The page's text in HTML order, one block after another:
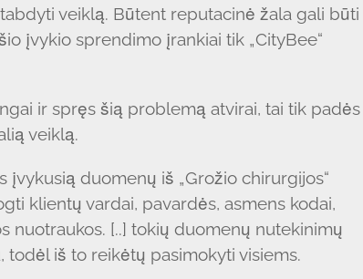
veiklą. Būtent reputacinė žala gali būti
įvykio sprendimo įrankiai tik „CityBee“
ir spręs šią problemą atvirai, tai tik padės
veiklą.
įvykusią duomenų iš „Grožio chirurgijos“
klientų vardai, pavardės, asmens kodai,
nuotraukos. [..] tokių duomenų nutekinimų
todėl iš to reikėtų pasimokyti visiems.